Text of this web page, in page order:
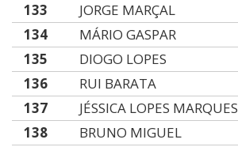
133
JORGE MARÇAL
134
MÁRIO GASPAR
135
DIOGO LOPES
136
RUI BARATA
137
JÉSSICA LOPES MARQUES
138
BRUNO MIGUEL